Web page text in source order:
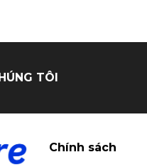
TÔI
Chính sách